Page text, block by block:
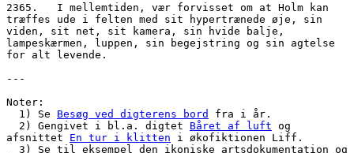
2365.   I mellemtiden, vær forvisset om at Holm kan
træffes ude i felten med sit hypertrænede øje, sin
viden, sit net, sit kamera, sin hvide balje,
lampeskærmen, luppen, sin begejstring og sin agtelse
for alt levende.
---
Noter:
  1) Se
Besøg ved digterens bord
fra i år.
  2) Gengivet i bl.a. digtet
Båret af luft og
afsnittet En tur i klitten i økofiktionen Liff.